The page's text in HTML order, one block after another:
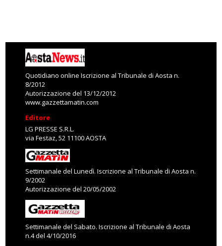
Quotidiano online Iscrizione al Tribunale di Aosta n.
8/2012
Autorizzazione del 13/12/2012
www.gazzettamatin.com
Editore
LG PRESSE S.R.L.
via Festaz, 52 11100 AOSTA
Settimanale del Lunedì. Iscrizione al Tribunale di Aosta n.
9/2002
Autorizzazione del 20/05/2002
Settimanale del Sabato. Iscrizione al Tribunale di Aosta
n.4 del 4/10/2016